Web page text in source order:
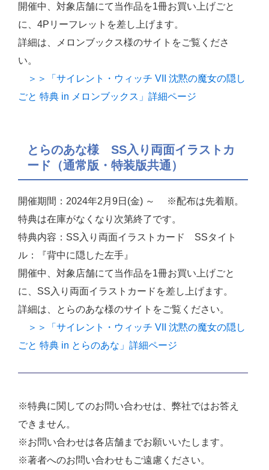
開催中、対象店舗にて当作品を1冊お買い上げごと
に、4Pリーフレットを差し上げます。
詳細は、メロンブックス様のサイトをご覧くださ
い。
＞＞「サイレント・ウィッチ VII 沈黙の魔女の隠し
ごと 特典 in メロンブックス」詳細ページ
とらのあな様 SS入り両面イラストカ
ード（通常版・特装版共通）
開催期間：2024年2月9日(金) ～ ※配布は先着順。
特典は在庫がなくなり次第終了です。
特典内容：SS入り両面イラストカード SSタイト
ル：『背中に隠した左手』
開催中、対象店舗にて当作品を1冊お買い上げごと
に、SS入り両面イラストカードを差し上げます。
詳細は、とらのあな様のサイトをご覧ください。
＞＞「サイレント・ウィッチ VII 沈黙の魔女の隠し
ごと 特典 in とらのあな」詳細ページ
※特典に関してのお問い合わせは、弊社ではお答え
できません。
※お問い合わせは各店舗までお願いいたします。
※著者へのお問い合わせもご遠慮ください。